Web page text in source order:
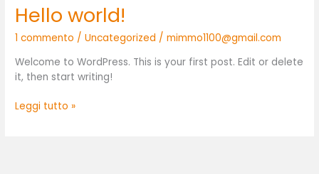
Hello world!
1 commento /Uncategorized /mimmo1100@gmail.com
Welcome to WordPress. This is your first post. Edit or delete
it, then start writing!
Hello
world!
Leggi tutto »